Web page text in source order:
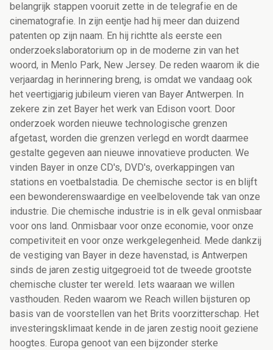
belangrijk stappen vooruit zette in de telegrafie en de
cinematografie. In zijn eentje had hij meer dan duizend
patenten op zijn naam. En hij richtte als eerste een
onderzoekslaboratorium op in de moderne zin van het
woord, in Menlo Park, New Jersey. De reden waarom ik die
verjaardag in herinnering breng, is omdat we vandaag ook
het veertigjarig jubileum vieren van Bayer Antwerpen. In
zekere zin zet Bayer het werk van Edison voort. Door
onderzoek worden nieuwe technologische grenzen
afgetast, worden die grenzen verlegd en wordt daarmee
gestalte gegeven aan nieuwe innovatieve producten. We
vinden Bayer in onze CD's, DVD's, overkappingen van
stations en voetbalstadia. De chemische sector is en blijft
een bewonderenswaardige en veelbelovende tak van onze
industrie. Die chemische industrie is in elk geval onmisbaar
voor ons land. Onmisbaar voor onze economie, voor onze
competiviteit en voor onze werkgelegenheid. Mede dankzij
de vestiging van Bayer in deze havenstad, is Antwerpen
sinds de jaren zestig uitgegroeid tot de tweede grootste
chemische cluster ter wereld. Iets waaraan we willen
vasthouden. Reden waarom we Reach willen bijsturen op
basis van de voorstellen van het Brits voorzitterschap. Het
investeringsklimaat kende in de jaren zestig nooit geziene
hoogtes. Europa genoot van een bijzonder sterke